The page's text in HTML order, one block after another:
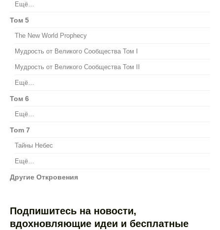
Ещё…
Том 5
The New World Prophecy
Мудрость от Великого Сообщества Том I
Мудрость от Великого Сообщества Том II
Ещё…
Том 6
Ещё…
Tom 7
Тайны Небес
Ещё…
Другие Откровения
Подпишитесь на новости,
вдохновляющие идеи и бесплатные